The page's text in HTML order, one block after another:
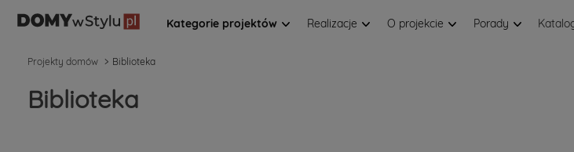
Kategorie projektów Realizacje O projekcie Porady
Projekty domów Biblioteka
Biblioteka